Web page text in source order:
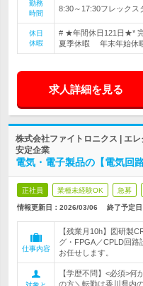
勤務
時間
8:30～17:30フレックス
休日
休暇
# ★年間休日121日★*
夏季休暇 年末年始休
求人詳細を見る
株式会社ファイトロニクス | エ
安定企業
電気・電子製品の【電気回
正社員 業種未経験OK 急募
情報更新日：2026/03/06 終了予定日
仕事内容
【残業月10h】図研製
グ・FPGA／CPLD回路
お任せします。
【学歴不問】<必須>
の方＼転勤は香川県内